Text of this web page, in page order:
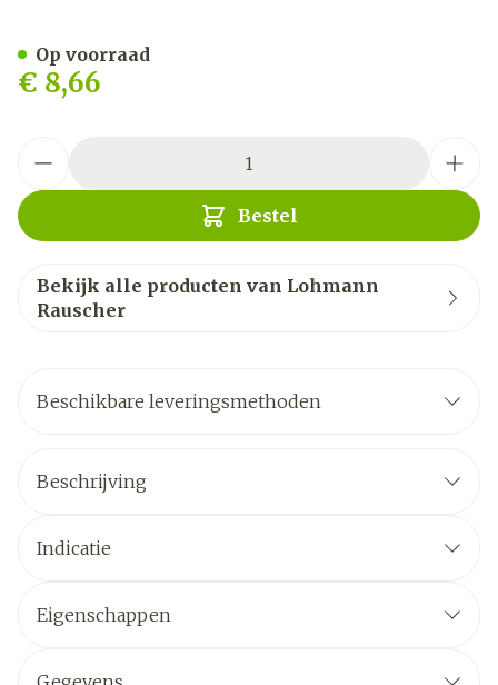
€ 8,66
Bestel
Op voorraad
Bekijk alle producten van Lohmann
Rauscher
Beschikbare leveringsmethoden
Beschrijving
Indicatie
Eigenschappen